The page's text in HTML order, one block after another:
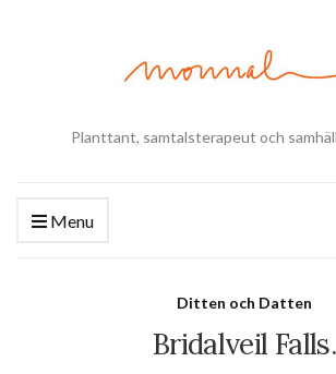
Planttant, samtalsterapeut och
Menu
Ditten och Datten
Bridalveil Falls.